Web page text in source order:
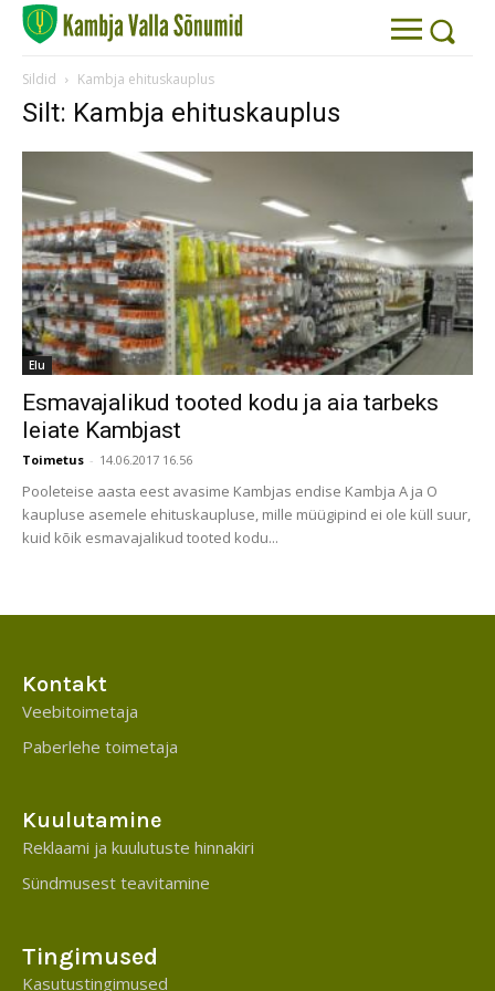
Sildid Kambja ehituskauplus
Silt: Kambja ehituskauplus
Elu
Esmavajalikud tooted kodu ja aia tarbeks
leiate Kambjast
Toimetus - 14.06.2017 16.56
Pooleteise aasta eest avasime Kambjas endise Kambja A ja O
kaupluse asemele ehituskaupluse, mille müügipind ei ole küll suur,
kuid kõik esmavajalikud tooted kodu...
Kontakt
Veebitoimetaja
Paberlehe toimetaja
Kuulutamine
Reklaami ja kuulutuste hinnakiri
Sündmusest teavitamine
Tingimused
Kasutustingimused